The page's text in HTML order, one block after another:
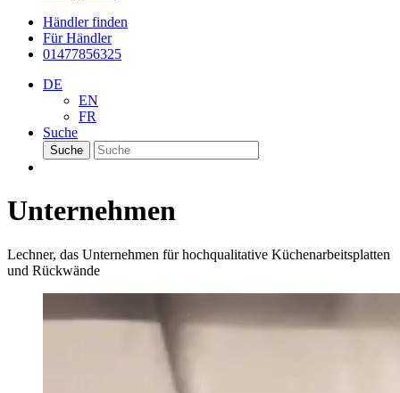
Händler finden
Für Händler
01477856325
DE
EN
FR
Suche
Suche
Unternehmen
Lechner, das Unternehmen für hochqualitative Küchenarbeitsplatten
und Rückwände